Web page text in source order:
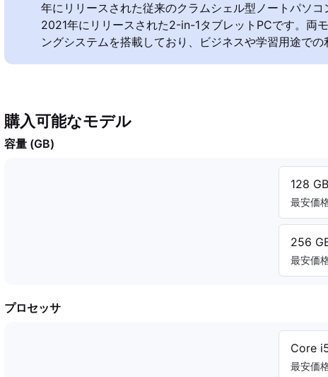
年にリリースされた従来のクラムシェル型ノートパソ
2021年にリリースされた2-in-1タブレットPCです。両
ングシステムを搭載しており、ビジネスや学習用途での
購入可能なモデル
容量 (GB)
128 GB
最安価
256
最安価
プロセッサ
Core
最安価